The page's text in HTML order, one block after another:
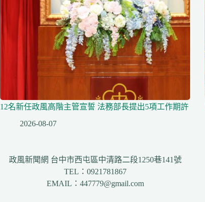
12名新任政風高階主管宣誓 法務部長提出5項工作期許
2026-08-07
政風新聞網 台中市西屯區中清路二段1250巷141號
TEL：0921781867
EMAIL：447779@gmail.com